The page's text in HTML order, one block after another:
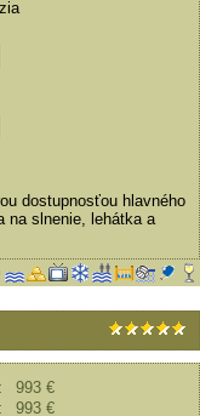
dostupnosťou hlavného
na slnenie, lehátka a
993 €
993 €